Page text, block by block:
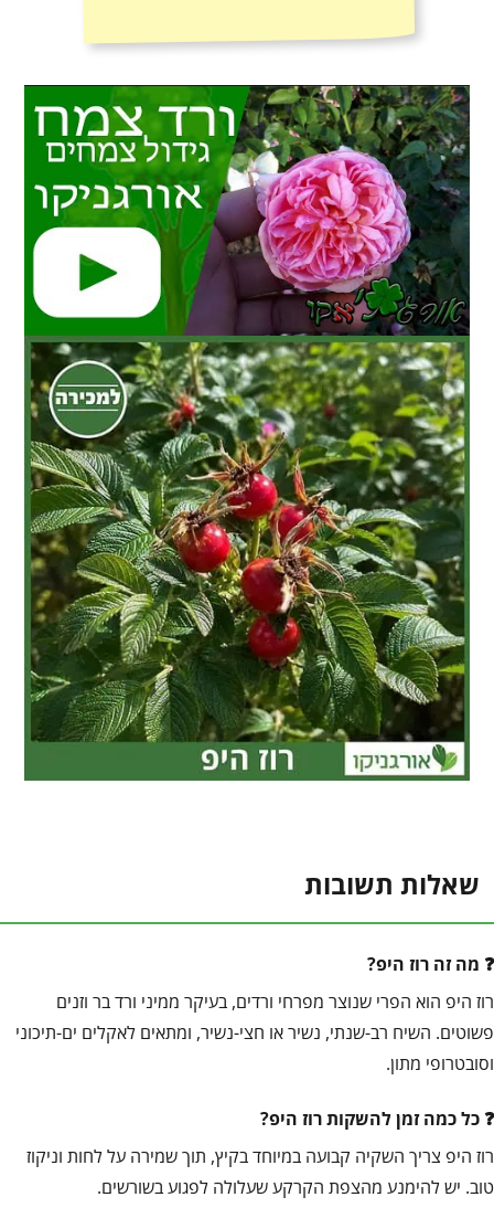
שאלות תשובות
מה זה רוז היפ?
רוז היפ הוא הפרי שנוצר מפרחי ורדים, בעיקר ממיני ורד בר וזנים
פשוטים. השיח רב-שנתי, נשיר או חצי-נשיר, ומתאים לאקלים ים-תיכוני
וסובטרופי מתון.
כל כמה זמן להשקות רוז היפ?
רוז היפ צריך השקיה קבועה במיוחד בקיץ, תוך שמירה על לחות וניקוז
טוב. יש להימנע מהצפת הקרקע שעלולה לפגוע בשורשים.